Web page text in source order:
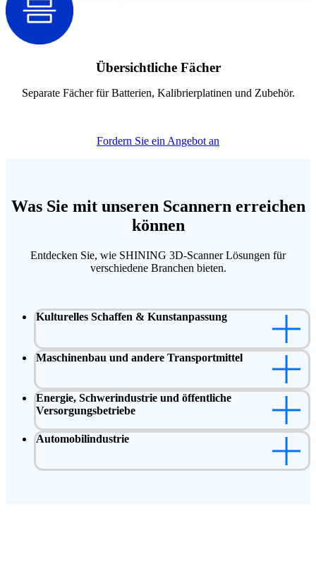
Übersichtliche Fächer
Separate Fächer für Batterien, Kalibrierplatinen und Zubehör.
Fordern Sie ein Angebot an
Was Sie mit unseren Scannern erreichen
können
Entdecken Sie, wie SHINING 3D-Scanner Lösungen für
verschiedene Branchen bieten.
Kulturelles Schaffen & Kunstanpassung
Maschinenbau und andere Transportmittel
Energie, Schwerindustrie und öffentliche
Versorgungsbetriebe
Automobilindustrie